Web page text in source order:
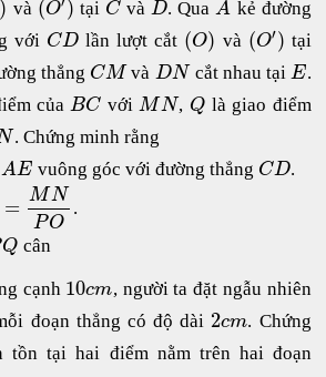
) và (O ) tại C và D. Qua A kẻ đường
với CD lần lượt cắt (O) và (O′) tại
thẳng CMvà DNcắt nhau tại E.
của BC với MN, Q là giao điểm
. Chứng minh rằng
AE vuông góc với đường thẳng CD.
= MN
PO
.
Q cân
cạnh 10cm, người ta đặt ngẫu nhiên
đoạn thẳng có độ dài 2cm. Chứng
tồn tại hai điểm nằm trên hai đoạn